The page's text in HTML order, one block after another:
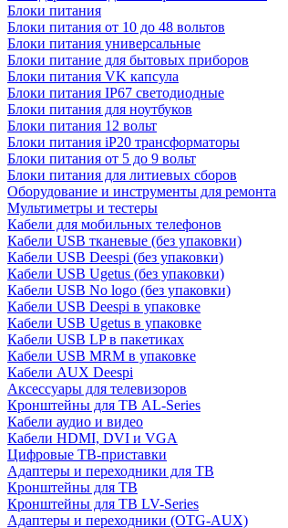
Блоки питания
Блоки питания от 10 до 48 вольтов
Блоки питания универсальные
Блоки питание для бытовых приборов
Блоки питания VK капсула
Блоки питания IP67 светодиодные
Блоки питания для ноутбуков
Блоки питания 12 вольт
Блоки питания iP20 трансформаторы
Блоки питания от 5 до 9 вольт
Блоки питания для литиевых сборов
Оборудование и инструменты для ремонта
Мультиметры и тестеры
Кабели для мобильных телефонов
Кабели USB тканевые (без упаковки)
Кабели USB Deespi (без упаковки)
Кабели USB Ugetus (без упаковки)
Кабели USB No logo (без упаковки)
Кабели USB Deespi в упаковке
Кабели USB Ugetus в упаковке
Кабели USB LP в пакетиках
Кабели USB MRM в упаковке
Кабели AUX Deespi
Аксессуары для телевизоров
Кронштейны для ТВ AL-Series
Кабели аудио и видео
Кабели HDMI, DVI и VGA
Цифровые ТВ-приставки
Адаптеры и переходники для ТВ
Кронштейны для ТВ
Кронштейны для ТВ LV-Series
Адаптеры и переходники (OTG-AUX)